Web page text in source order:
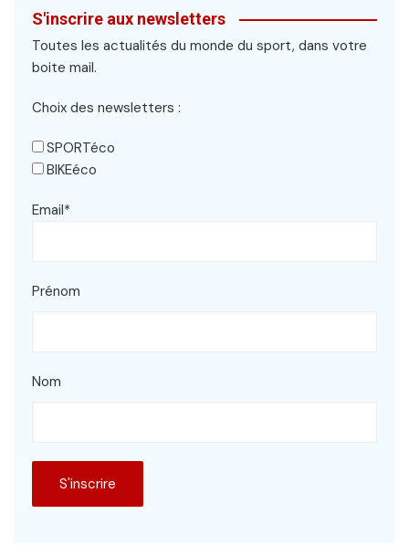
S'inscrire aux newsletters
Toutes les actualités du monde du sport, dans votre
boite mail.
Choix des newsletters :
SPORTéco
BIKEéco
Email*
Prénom
Nom